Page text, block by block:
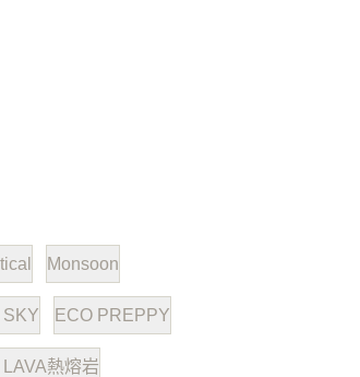
Monsoon
SKY ECO PREPPY
LAVA熱熔岩